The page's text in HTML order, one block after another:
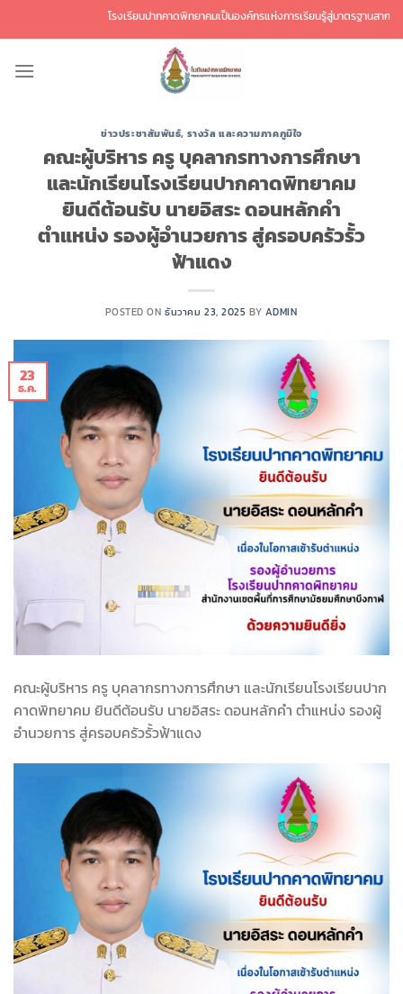
เนื้อหา
โรงเรียนปากคาดพิทยาคมเป็นองค์กรแห่งการเรียนรู้สู่มาตรฐานสากล พั
ข่าวประชาสัมพันธ์, รางวัล และความภาคภูมิใจ
คณะผู้บริหาร ครู บุคลากรทางการศึกษา
และนักเรียนโรงเรียนปากคาดพิทยาคม
ยินดีต้อนรับ นายอิสระ ดอนหลักคำ
ตำแหน่ง รองผู้อำนวยการ สู่ครอบครัวรั้ว
ฟ้าแดง
POSTED ONธันวาคม 23, 2025 BY ADMIN
23
ธ.ค.
คณะผู้บริหาร ครู บุคลากรทางการศึกษา และนักเรียนโรงเรียนปาก
คาดพิทยาคม ยินดีต้อนรับ นายอิสระ ดอนหลักคำ ตำแหน่ง รองผู้
อำนวยการ สู่ครอบครัวรั้วฟ้าแดง